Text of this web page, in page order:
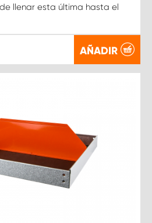
llenar esta última hasta el
AÑADIR